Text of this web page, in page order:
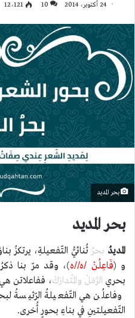
24 أكتوبر، 2014 10 12٬121
بحر المديد
بحر المديد
المديدُ بحرٌ ثُنائيُّ التّفعيلةِ، يرتكزُ
و (فَاعِلُنْ /ه//ه)، وقد مرّ بنا
بحري الرَّمَلْ والمُتدارَكْ، ففاعلاتن
وفاعلُن هي التّفعيلةُ الرّئيسةُ
التّفعيلتينِ في بناءِ بحورٍ أُخرى.